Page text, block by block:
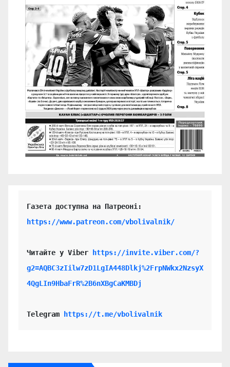
https://www.patreon.com/vbolivalnik/
Читайте у Viber
https://invite.viber.com/?
g2=AQBC3zIilw7zD1LgIA448Dlkj%2FrpNWkx2NzsyX
4QgLIn9HbaFrR%2B6nXBgCaKMBDj
Telegram https://t.me/vbolivalnik